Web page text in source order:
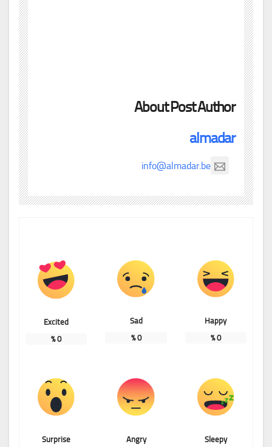
About Post Author
almadar
info@almadar.be
Happy
0
%
Sad
0
%
Excited
0
%
Sleepy
Angry
Surprise